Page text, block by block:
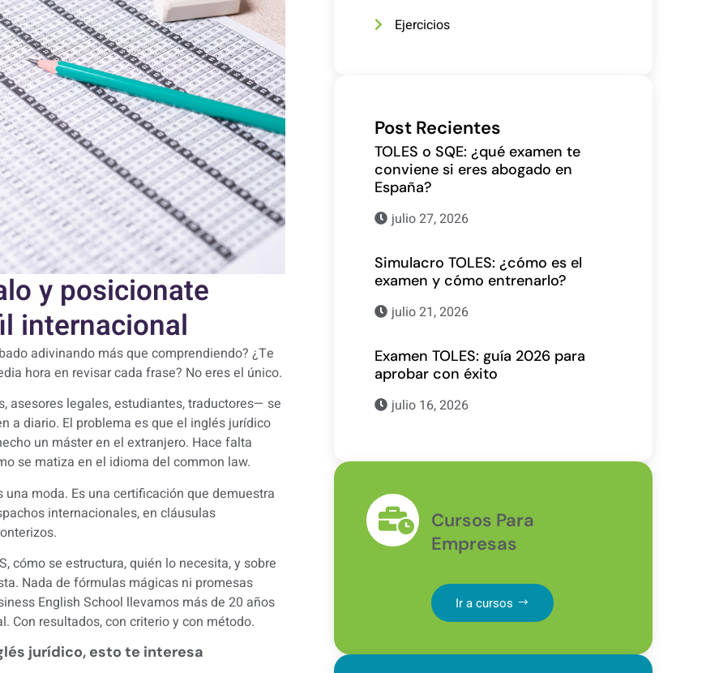
y posicionate
internacional
adivinando más que comprendiendo? ¿Te
hora en revisar cada frase? No eres el único.
asesores legales, estudiantes, traductores— se
a diario. El problema es que el inglés jurídico
un máster en el extranjero. Hace falta
se matiza en el idioma del common law.
moda. Es una certificación que demuestra
internacionales, en cláusulas
cómo se estructura, quién lo necesita, y sobre
Nada de fórmulas mágicas ni promesas
English School llevamos más de 20 años
Con resultados, con criterio y con método.
jurídico, esto te interesa
Ejercicios
Post Recientes
TOLES o SQE: ¿qué examen te
conviene si eres abogado en
España?
julio 27, 2026
Simulacro TOLES: ¿cómo es el
examen y cómo entrenarlo?
julio 21, 2026
Examen TOLES: guía 2026 para
aprobar con éxito
julio 16, 2026
Cursos Para
Empresas
Ir a cursos